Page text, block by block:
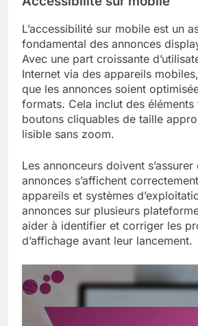
L’accessibilité sur mobile est un
fondamental des annonces
Avec une part croissante
Internet via des appareils
que les annonces soient
formats. Cela inclut des éléments
boutons cliquables de taille
lisible sans zoom.
Les annonceurs doivent s’assurer
annonces s’affichent
appareils et systèmes
annonces sur plusieurs
aider à identifier et corriger les
d’affichage avant leur lancement.